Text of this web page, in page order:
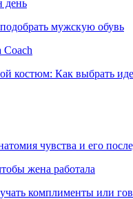
день
мужскую обувь
Coach
костюм: Как выбрать
чувства и его
жена работала
комплименты или